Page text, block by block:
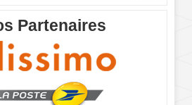
Partenaires